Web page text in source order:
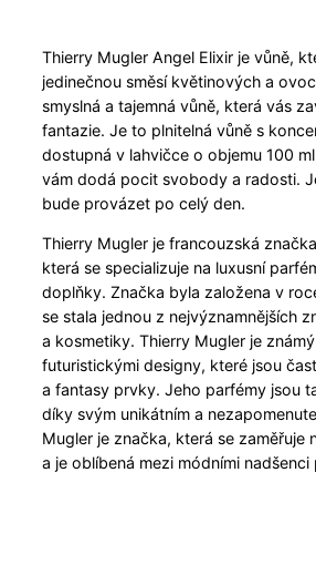
Thierry Mugler Angel Elixir je vůně,
jedinečnou směsí květinových a
smyslná a tajemná vůně, která vás
fantazie. Je to plnitelná vůně s
dostupná v lahvičce o objemu 100
vám dodá pocit svobody a radosti.
bude provázet po celý den.
Thierry Mugler je francouzská
která se specializuje na luxusní
doplňky. Značka byla založena v
se stala jednou z nejvýznamnějších
a kosmetiky. Thierry Mugler je
futuristickými designy, které jsou
a fantasy prvky. Jeho parfémy jsou
díky svým unikátním a
Mugler je značka, která se zaměřuje
a je oblíbená mezi módními nadšenci